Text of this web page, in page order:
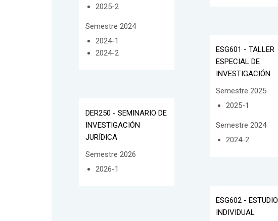
2025-2
Semestre 2024
2024-1
2024-2
DER250 - SEMINARIO DE
INVESTIGACIÓN
JURÍDICA
Semestre 2026
2026-1
ESG601 - TALLER
ESPECIAL DE
INVESTIGACIÓN
Semestre 2025
2025-1
Semestre 2024
2024-2
ESG602 - ESTUDIO
INDIVIDUAL